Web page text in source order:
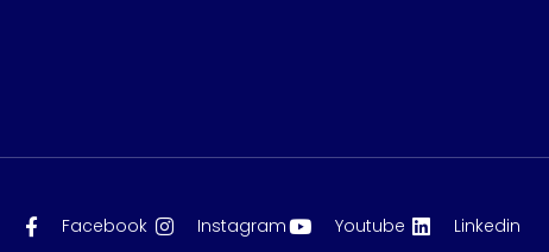
Facebook Instagram Youtube Linkedin